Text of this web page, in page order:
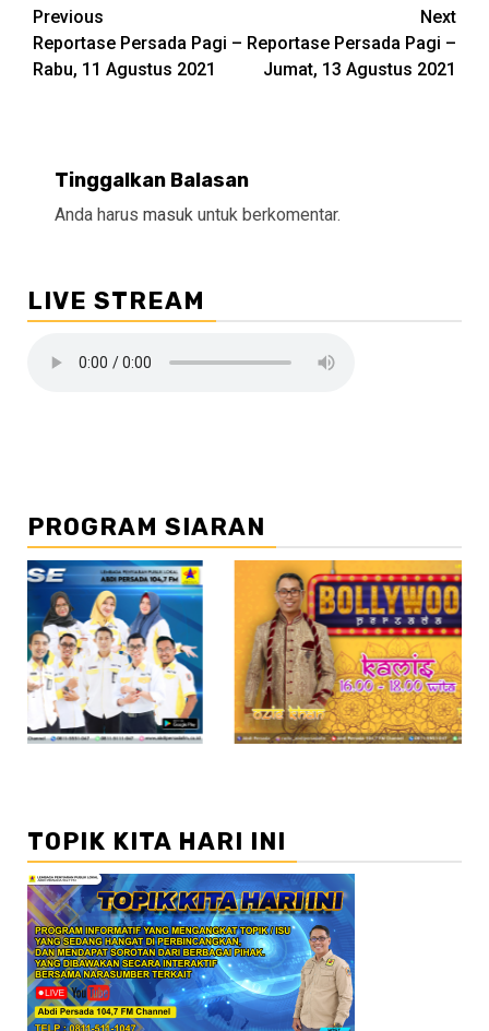
Continue
Reading
Previous
Reportase Persada Pagi –
Rabu, 11 Agustus 2021
Next
Reportase Persada Pagi –
Jumat, 13 Agustus 2021
Tinggalkan Balasan
Anda harus masuk untuk berkomentar.
LIVE STREAM
PROGRAM SIARAN
//2
TOPIK KITA HARI INI